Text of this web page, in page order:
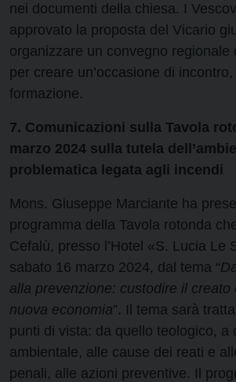
nei documenti della chiesa. I
approvato la proposta del Vicario
organizzare un convegno regionale
per creare un’occasione di
formazione.
7. Comunicazioni sulla Tavola
marzo 2024 sulla tutela
problematica legata agli incendi
Mons. Giuseppe Marciante ha
programma della Tavola rotonda
Cefalù, presso l’Hotel «S. Lucia Le
sabato 16 marzo 2024, dal tema “
alla prevenzione: custodire il creato
nuova economia”. Il tema sarà
punti di vista: da quello teologico, a
ambientale, alle cause dei reati e
penali, alle azioni preventive. Il